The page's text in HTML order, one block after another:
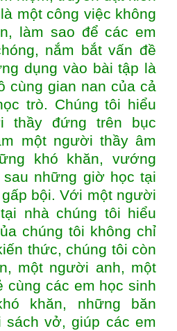
một công việc không
làm sao để các em
nắm bắt vấn đề
dụng vào bài tập là
cùng gian nan của cả
trò. Chúng tôi hiểu
thầy đứng trên bục
một người thầy âm
khó khăn, vướng
những giờ học tại
bội. Với một người
nhà chúng tôi hiểu
chúng tôi không chỉ
thức, chúng tôi còn
một người anh, một
cùng các em học sinh
khăn, những băn
sách vở, giúp các em